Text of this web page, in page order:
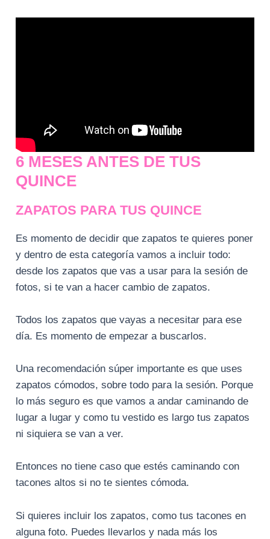
6 MESES ANTES DE TUS
QUINCE
ZAPATOS PARA TUS QUINCE
Es momento de decidir que zapatos te quieres poner
y dentro de esta categoría vamos a incluir todo:
desde los zapatos que vas a usar para la sesión de
fotos, si te van a hacer cambio de zapatos.
Todos los zapatos que vayas a necesitar para ese
día. Es momento de empezar a buscarlos.
Una recomendación súper importante es que uses
zapatos cómodos, sobre todo para la sesión. Porque
lo más seguro es que vamos a andar caminando de
lugar a lugar y como tu vestido es largo tus zapatos
ni siquiera se van a ver.
Entonces no tiene caso que estés caminando con
tacones altos si no te sientes cómoda.
Si quieres incluir los zapatos, como tus tacones en
alguna foto. Puedes llevarlos y nada más los